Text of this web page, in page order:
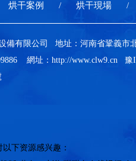
烘干案例 烘干現場
備有限公司 地址：河南省鞏義
網址：http://www.clw9.cn 豫
下资源感兴趣：